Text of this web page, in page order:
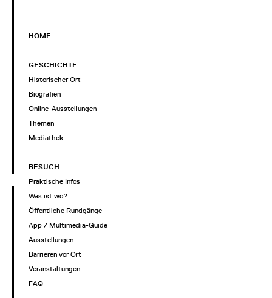
HOME
GESCHICHTE
Historischer Ort
Biografien
Online-Ausstellungen
Themen
Mediathek
BESUCH
Praktische Infos
Was ist wo?
Öffentliche Rundgänge
App / Multimedia-Guide
Ausstellungen
Barrieren vor Ort
Veranstaltungen
FAQ